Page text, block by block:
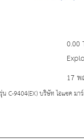
0.00
17
C-9404(EX) บริษัท ไอแซค มา